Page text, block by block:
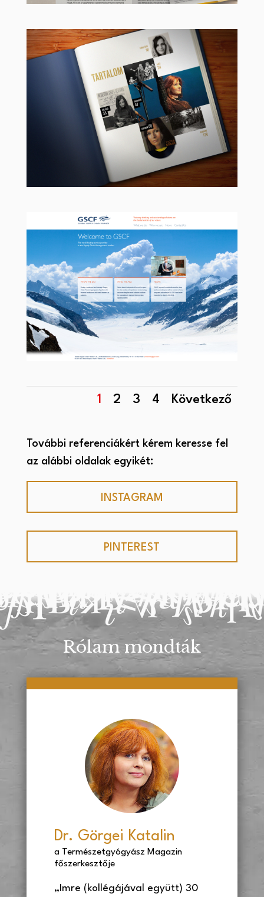
1 2 3 4 Következő
További referenciákért kérem keresse fel
az alábbi oldalak egyikét:
INSTAGRAM
PINTEREST
Rólam mondták
Dr. Görgei Katalin
a Természetgyógyász Magazin
főszerkesztője
„Imre (kollégájával együtt) 30